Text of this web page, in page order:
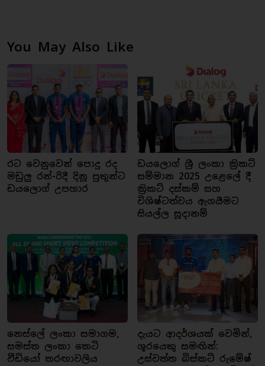
You May Also Like
රට වෙනුවෙන් පොදු රද
මඩුලු රන්-රිදී දිනූ පුතුන්ට
ඩයලොග් උපහාර
ඩයලොග් ශ්‍රී ලංකා ක්‍රිකට්
සම්මාන 2025 උළෙලේ දී
ක්‍රිකට් දස්කම් සහ
විශිෂ්ටත්වය ඇගයීමට
සියල්ල සූදානම්
නෙස්ලේ ලංකා සමාගම,
සමස්ත ලංකා කෙටි
වීඩියෝ තරඟාවලිය
දැයට ආදර්ශයක් වෙමින්,
ශූරයෙකු සමඟින්:
උස්වත්ත බිස්කට් රුමේෂ්